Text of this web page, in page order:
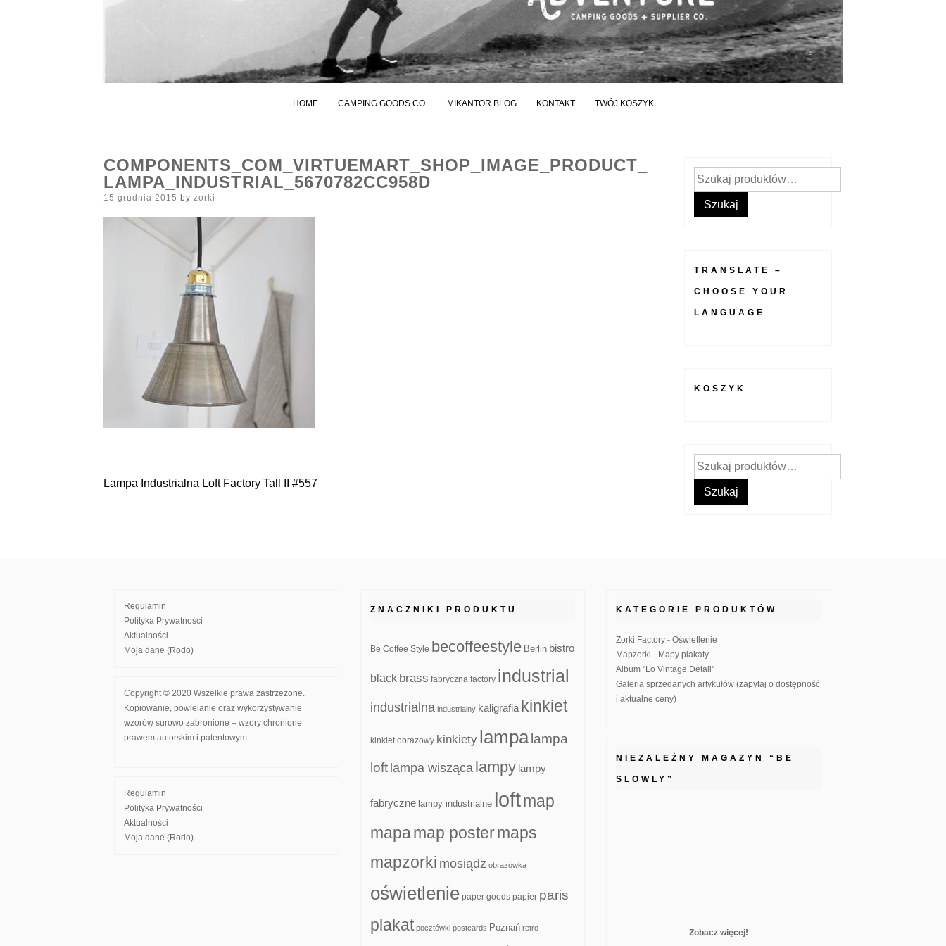
HOME CAMPING GOODS CO. MIKANTOR BLOG KONTAKT TWÓJ KOSZYK
COMPONENTS_COM_VIRTUEMART_SHOP_IMAGE_PRODUCT_
LAMPA_INDUSTRIAL_5670782CC958D
Posted
15 grudnia 2015 by zorki
Nawigacja
Lampa Industrialna Loft Factory Tall II #557
Szukaj:
Szukaj
TRANSLATE –
CHOOSE YOUR
LANGUAGE
KOSZYK
Szukaj:
Szukaj
Regulamin
Polityka Prywatności
Aktualności
Moja dane (Rodo)
Copyright © 2020 Wszelkie prawa zastrzeżone.
Kopiowanie, powielanie oraz wykorzystywanie
wzorów surowo zabronione – wzory chronione
prawem autorskim i patentowym.
Regulamin
Polityka Prywatności
Aktualności
Moja dane (Rodo)
ZNACZNIKI PRODUKTU
Be Coffee Style becoffeestyle Berlin bistro
black brass fabryczna factory industrial
industrialna industrialny kaligrafia kinkiet
kinkiet obrazowy kinkiety lampa lampa
loft lampa wisząca lampy lampy
fabryczne lampy industrialne loftmap
mapamap postermaps
mapzorki mosiądz obrazówka
oświetlenie paper goods papier paris
plakat pocztówki postcards Poznań retro
KATEGORIE PRODUKTÓW
Zorki Factory - Oświetlenie
Mapzorki - Mapy plakaty
Album "Lo Vintage Detail"
Galeria sprzedanych artykułów (zapytaj o dostępność
i aktualne ceny)
NIEZALEŻNY MAGAZYN “BE
SLOWLY”
Zobacz więcej!